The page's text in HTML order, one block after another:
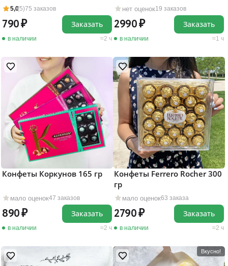
5,0(5)75 заказов
790
в наличии 2 ч
Заказать
нет оценок19 заказов
2990
в наличии 1 ч
Заказать
мало оценок47 заказов
Конфеты Коркунов 165 гр
890
в наличии 2 ч
Заказать
мало оценок63 заказа
Конфеты Ferrero Rocher 300
гр
2790
в наличии 2 ч
Заказать
Вкусно!